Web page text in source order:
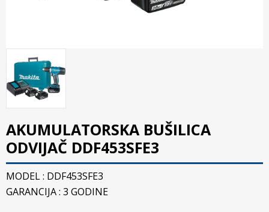
AKUMULATORSKA BUŠILICA
ODVIJAČ DDF453SFE3
MODEL : DDF453SFE3
GARANCIJA : 3 GODINE